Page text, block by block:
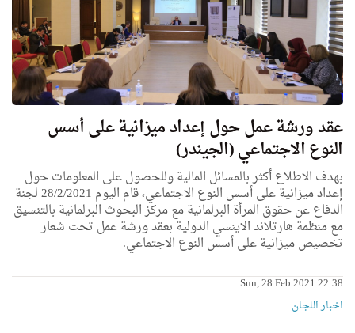
عقد ورشة عمل حول إعداد ميزانية على أسس
النوع الاجتماعي (الجيندر)
بهدف الاطلاع أكثر بالمسائل المالية وللحصول على المعلومات حول
إعداد ميزانية على أسس النوع الاجتماعي، قام اليوم 28/2/2021 لجنة
الدفاع عن حقوق المرأة البرلمانية مع مركز البحوث البرلمانية بالتنسيق
مع منظمة هارتلاند الاينسي الدولية بعقد ورشة عمل تحت شعار
تخصيص ميزانية على أسس النوع الاجتماعي.
Sun, 28 Feb 2021 22:38
اخبار اللجان